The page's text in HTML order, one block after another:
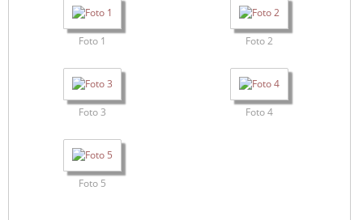
Foto 1 Foto 2
Foto 3 Foto 4
Foto 5